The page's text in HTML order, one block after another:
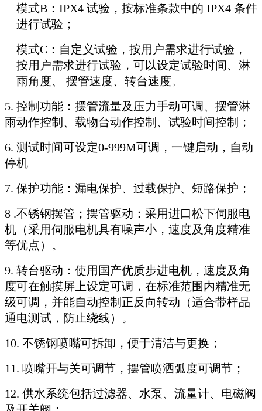
模式B：IPX4 试验，按标准条款中的 IPX4 条件
进行试验；
模式C：自定义试验，按用户需求进行试验，
按用户需求进行试验，可以设定试验时间、淋
雨角度、 摆管速度、转台速度。
5. 控制功能：摆管流量及压力手动可调、摆管淋
雨动作控制、载物台动作控制、试验时间控制；
6. 测试时间可设定0-999M可调，一键启动，自动
停机
7. 保护功能：漏电保护、过载保护、短路保护；
8 .不锈钢摆管；摆管驱动：采用进口松下伺服电
机（采用伺服电机具有噪声小，速度及角度精准
等优点）。
9. 转台驱动：使用国产优质步进电机，速度及角
度可在触摸屏上设定可调，在标准范围内精准无
级可调，并能自动控制正反向转动（适合带样品
通电测试，防止绕线）。
10. 不锈钢喷嘴可拆卸，便于清洁与更换；
11. 喷嘴开与关可调节，摆管喷洒弧度可调节；
12. 供水系统包括过滤器、水泵、流量计、电磁阀